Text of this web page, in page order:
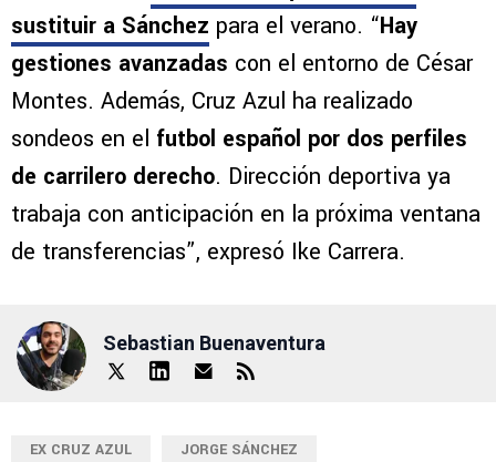
sustituir a Sánchez para el verano. “Hay
gestiones avanzadas con el entorno de César
Montes. Además, Cruz Azul ha realizado
sondeos en el futbol español por dos perfiles
de carrilero derecho. Dirección deportiva ya
trabaja con anticipación en la próxima ventana
de transferencias”, expresó Ike Carrera.
Sebastian Buenaventura
EX CRUZ AZUL JORGE SÁNCHEZ